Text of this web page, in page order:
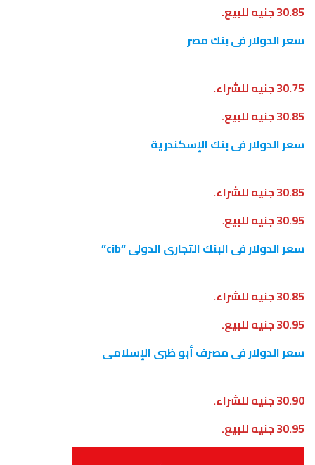
30.85 جنيه للبيع.
سعر الدولار فى بنك مصر
30.75 جنيه للشراء.
30.85 جنيه للبيع.
سعر الدولار فى بنك الإسكندرية
30.85 جنيه للشراء.
30.95 جنيه للبيع
.
سعر الدولار فى البنك التجارى الدولى “cib”
30.85 جنيه للشراء.
30.95 جنيه للبيع.
سعر الدولار فى مصرف أبو ظبى الإسلامى
30.90 جنيه للشراء.
30.95 جنيه للبيع.